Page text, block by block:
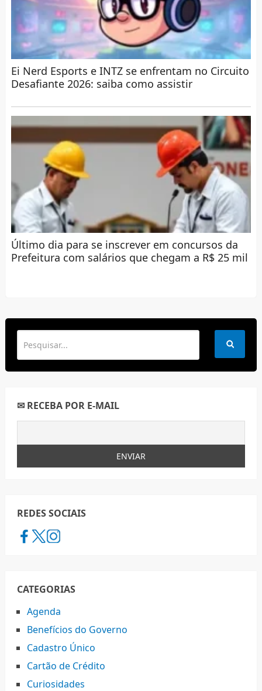
Ei Nerd Esports e INTZ se enfrentam no Circuito
Desafiante 2026: saiba como assistir
Último dia para se inscrever em concursos da
Prefeitura com salários que chegam a R$ 25 mil
✉ RECEBA POR E-MAIL
REDES SOCIAIS
CATEGORIAS
Agenda
Benefícios do Governo
Cadastro Único
Cartão de Crédito
Curiosidades